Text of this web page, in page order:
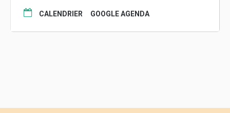
CALENDRIER GOOGLE AGENDA